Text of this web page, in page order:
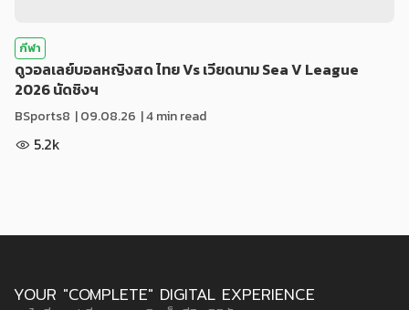
กีฬา
ดูวอลเลย์บอลหญิงสด ไทย Vs เวียดนาม Sea V League
2026 นัดชิงฯ
BSports8 |09.08.26 | 4 min read
5.2k
YOUR "COMPLETE" DIGITAL EXPERIENCE